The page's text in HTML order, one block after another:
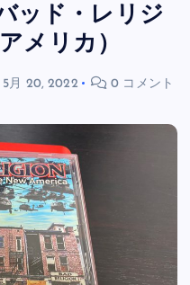
ッド・レリジ
メリカ）
5月 20, 2022 0 コメント